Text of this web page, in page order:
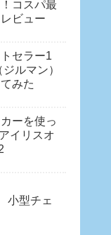
コスパ最
ビュー
セラー1
ルマン）
みた
ーを使っ
イリスオ
小型チェ